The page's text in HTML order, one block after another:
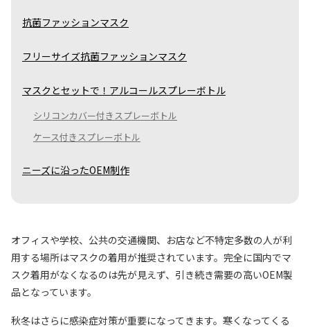
抗菌ファッションマスク
フリーサイズ抗菌ファッションマスク
マスクとセットで！アルコールスプレーボトル
シリコンカバー付きスプレーボトル
ケース付きスプレーボトル
ニーズに沿ったOEM制作
オフィスや学校、公共の交通機関、お店など不特定多数の人が利
用する場所はマスクの着用が推奨されています。完全に国内でマ
スク着用がなくなるのは先が見えず、引き続き需要の高いOEM製
品となっています。
秋冬はさらに感染症対策が重要になってきます。寒くなってくる